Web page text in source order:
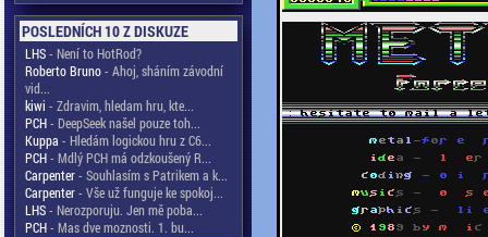
POSLEDNÍCH 10 Z DISKUZE
LHS- Není to HotRod?
Roberto Bruno- Ahoj, sháním závodní
vid...
kiwi - Zdravim, hledam hru, kte...
PCH- DeepSeek našel pouze toh...
Kuppa - Hledám logickou hru z C6...
PCH- Mdlý PCH má odzkoušený R...
Carpenter- Souhlasím s Patrikem a k...
Carpenter- Vše už funguje ke spokoj...
LHS- Nerozporuju. Jen mě poba...
PCH- Mas dve moznosti. 1. bu...